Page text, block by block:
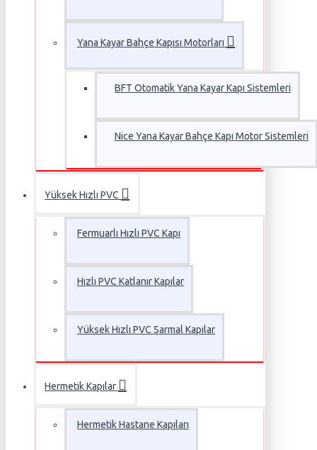
Yana Kayar Bahçe Kapısı Motorları
BFT Otomatik Yana Kayar Kapı Sistemleri
Nice Yana Kayar Bahçe Kapı Motor Sistemleri
Yüksek Hızlı PVC
Fermuarlı Hızlı PVC Kapı
Hızlı PVC Katlanır Kapılar
Yüksek Hızlı PVC Sarmal Kapılar
Hermetik Kapılar
Hermetik Hastane Kapıları